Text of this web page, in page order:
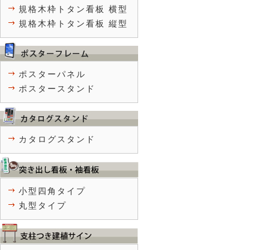
規格木枠トタン看板 横型
規格木枠トタン看板 縦型
ポスターパネル
ポスタースタンド
カタログスタンド
小型四角タイプ
丸型タイプ